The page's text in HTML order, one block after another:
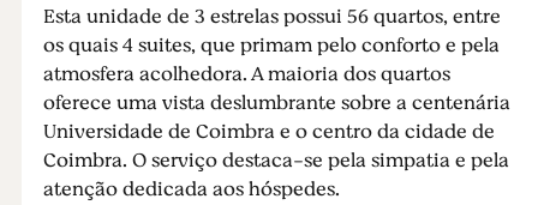
Esta unidade de 3 estrelas possui 56 quartos, entre
os quais 4 suites, que primam pelo conforto e pela
atmosfera acolhedora. A maioria dos quartos
oferece uma vista deslumbrante sobre a centenária
Universidade de Coimbra e o centro da cidade de
Coimbra. O serviço destaca-se pela simpatia e pela
atenção dedicada aos hóspedes.